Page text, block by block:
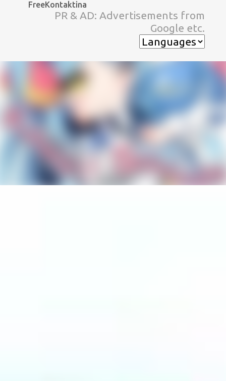
スキップしてメイン コンテンツに移動
FreeKontaktina
PR & AD: Advertisements from
Google etc.